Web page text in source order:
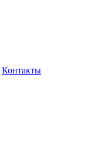
Контакты